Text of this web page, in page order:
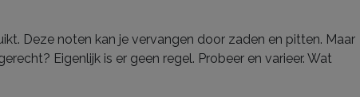
Deze noten kan je vervangen door zaden en pitten. Maar
Eigenlijk is er geen regel. Probeer en varieer. Wat